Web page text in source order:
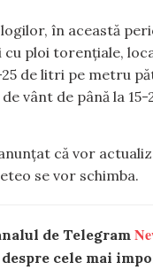
în această
ploi torențiale,
25 de litri pe metru
vânt de până la
că vor
se vor schimba.
de Telegram
despre cele mai